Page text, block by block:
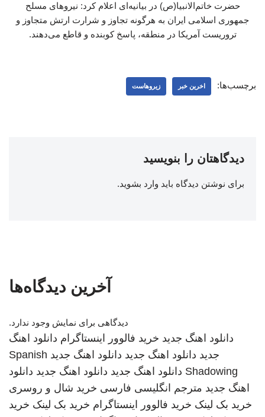
حضرت خاتم‌الانبیا(ص) در بیانیه‌ای اعلام کرد: نیروهای مسلح
جمهوری اسلامی ایران به هرگونه تجاوز و شرارت ارتش متجاوز و
تروریست آمریکا در منطقه، پاسخ کوبنده و قاطع می‌دهند.
برچسب‌ها: اخرین خبر زیروهاست
دیدگاهتان را بنویسید
برای نوشتن دیدگاه باید وارد بشوید.
آخرین دیدگاه‌ها
دیدگاهی برای نمایش وجود ندارد.
دانلود اهنگ جدید خرید فالوور اینستاگرام دانلود اهنگ
جدید دانلود اهنگ جدید دانلود اهنگ جدید Spanish
Shadowing دانلود اهنگ جدید دانلود اهنگ جدید دانلود
اهنگ جدید مترجم انگلیسی فارسی خرید شال و روسری
خرید بک لینک خرید فالوور اینستاگرام خرید بک لینک خرید